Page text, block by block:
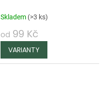
Skladem (>3 ks)
od 99 Kč